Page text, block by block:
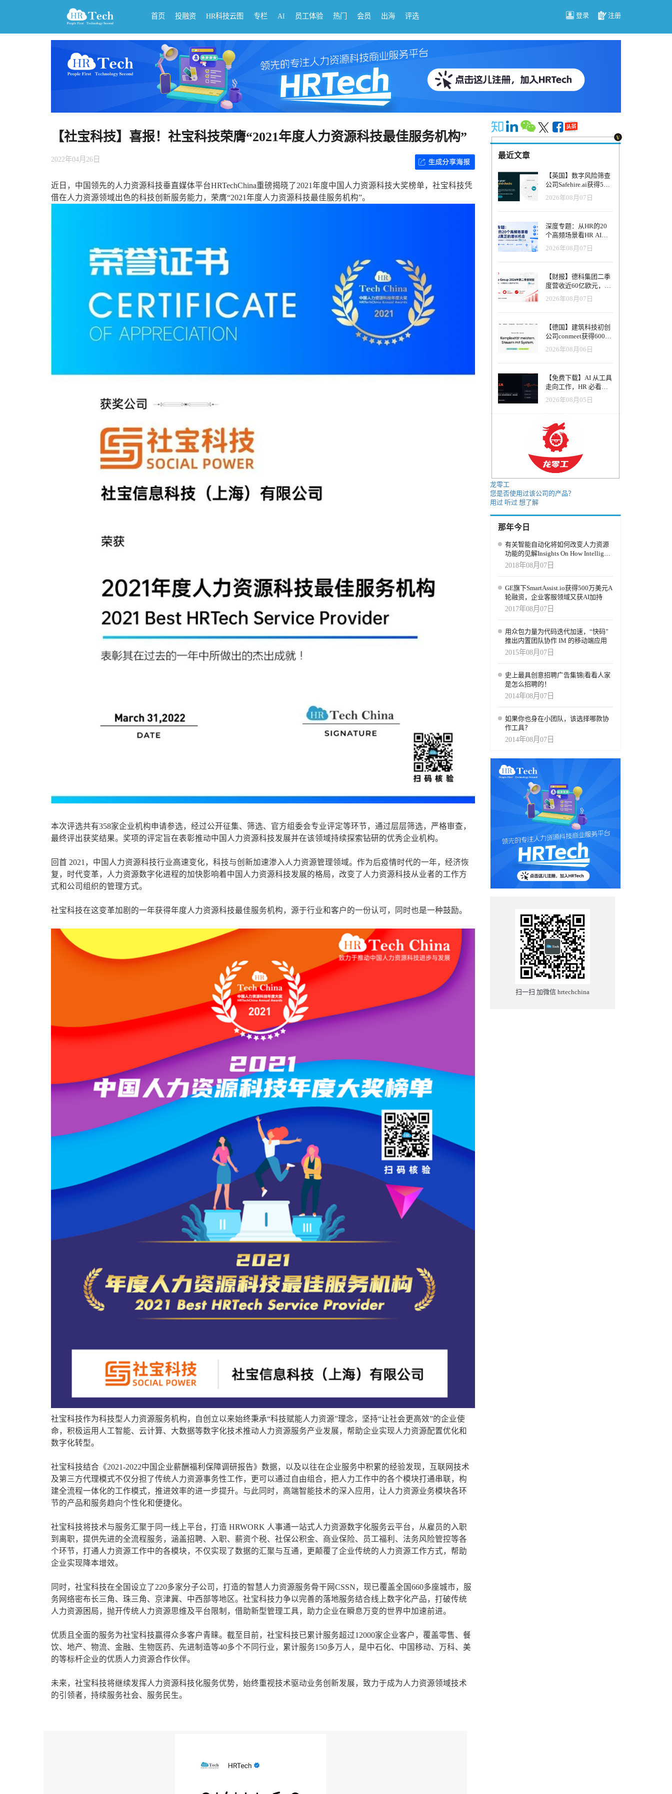
首页 投融资 HR科技云图 专栏 AI 员工体验 热门 会员 出海 评选 登录 注册
【社宝科技】喜报！社宝科技荣膺“2021年度人力资源科技最佳服务机构”
2022年04月26日
近日，中国领先的人力资源科技垂直媒体平台HRTechChina重磅揭晓了2021年度中国人力资源科技大奖榜单，社宝科技凭
借在人力资源领域出色的科技创新服务能力，荣膺“2021年度人力资源科技最佳服务机构”。
本次评选共有358家企业机构申请参选，经过公开征集、筛选、官方组委会专业评定等环节，通过层层筛选，严格审查，
最终评出获奖结果。奖项的评定旨在表彰推动中国人力资源科技发展并在该领域持续探索钻研的优秀企业机构。
回首 2021，中国人力资源科技行业高速变化，科技与创新加速渗入人力资源管理领域。作为后疫情时代的一年，经济恢
复，时代变革，人力资源数字化进程的加快影响着中国人力资源科技发展的格局，改变了人力资源科技从业者的工作方
式和公司组织的管理方式。
社宝科技在这变革加剧的一年获得年度人力资源科技最佳服务机构，源于行业和客户的一份认可，同时也是一种鼓励。
社宝科技作为科技型人力资源服务机构，自创立以来始终秉承“科技赋能人力资源”理念，坚持“让社会更高效”的企业使
命，积极运用人工智能、云计算、大数据等数字化技术推动人力资源服务产业发展，帮助企业实现人力资源配置优化和
数字化转型。
社宝科技结合《2021-2022中国企业薪酬福利保障调研报告》数据，以及以往在企业服务中积累的经验发现，互联网技术
及第三方代理模式不仅分担了传统人力资源事务性工作，更可以通过自由组合，把人力工作中的各个模块打通串联，构
建全流程一体化的工作模式，推进效率的进一步提升。与此同时，高端智能技术的深入应用，让人力资源业务模块各环
节的产品和服务趋向个性化和便捷化。
社宝科技将技术与服务汇聚于同一线上平台，打造 HRWORK 人事通一站式人力资源数字化服务云平台，从雇员的入职
到离职，提供先进的全流程服务，涵盖招聘、入职、薪资个税、社保公积金、商业保险、员工福利、法务风险管控等各
个环节，打通人力资源工作中的各模块，不仅实现了数据的汇聚与互通，更颠覆了企业传统的人力资源工作方式，帮助
企业实现降本增效。
同时，社宝科技在全国设立了220多家分子公司，打造的智慧人力资源服务骨干网CSSN，现已覆盖全国660多座城市，服
务网络密布长三角、珠三角、京津冀、中西部等地区。社宝科技力争以完善的落地服务结合线上数字化产品，打破传统
人力资源困局，抛开传统人力资源思维及平台限制，借助新型管理工具，助力企业在瞬息万变的世界中加速前进。
优质且全面的服务为社宝科技赢得众多客户青睐。截至目前，社宝科技已累计服务超过12000家企业客户，覆盖零售、餐
饮、地产、物流、金融、生物医药、先进制造等40多个不同行业，累计服务150多万人，是中石化、中国移动、万科、美
的等标杆企业的优质人力资源合作伙伴。
未来，社宝科技将继续发挥人力资源科技化服务优势，始终重视技术驱动业务创新发展，致力于成为人力资源领域技术
的引领者，持续服务社会、服务民生。
最近文章
【英国】数字风险筛查
公司Safehire.ai获得50
万英镑融资，重塑招聘
风控体系
2026年08月07日
深度专题：从HR的20
个高频场景看HR AI真
正的增长机会
2026年08月07日
【财报】德科集团二季
度营收近60亿欧元，其
中AI代理已覆盖50%收
入，招聘服务进入运营
重构阶段
2026年08月07日
【德国】建筑科技初创
公司conmeet获得600万
欧元种子轮融资，用于
打造面向贸易和建筑行
业的AI操作系统
2026年08月06日
【免费下载】AI 从工具
走向工作，HR 必看五
大变革｜2026 年 8 月
HRTech 行业观察报告
2026年08月05日
龙零工
您是否使用过该公司的产品？
用过 听过 想了解
那年今日
有关智能自动化将如何改变人力资源
功能的见解Insights On How Intelligent
Automation Will Change The HR
Function
2018年08月07日
GE旗下SmartAssist.io获得500万美元A
轮融资，企业客服领域又获AI加持
2017年08月07日
用众包力量为代码迭代加速，“快码”
推出内置团队协作 IM 的移动端应用
2015年08月07日
史上最具创意招聘广告集锦|看看人家
是怎么招聘的！
2014年08月07日
如果你也身在小团队，该选择哪款协
作工具？
2014年08月07日
扫一扫 加微信 hrtechchina